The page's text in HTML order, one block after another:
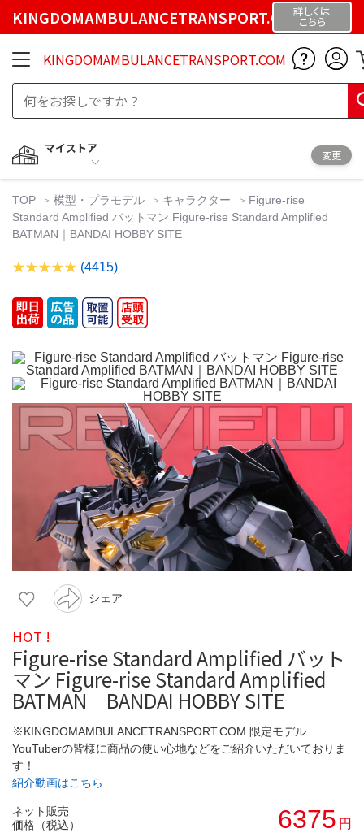
KINGDOMAMBULANCETRANSPORT.COM詳しくは
こちら
KINGDOMAMBULANCETRANSPORT.COM
マイストア
変更
TOP 模型・プラモデル キャラクター
Figure-rise
Standard Amplified バットマン Figure-rise Standard Amplified
BATMAN｜BANDAI HOBBY SITE
(4415)
シェア
HOT !
Figure-rise Standard Amplified バット
マン Figure-rise Standard Amplified
BATMAN｜BANDAI HOBBY SITE
※KINGDOMAMBULANCETRANSPORT.COM 限定モデル
YouTuberの皆様に商品の使い心地などをご紹介いただいておりま
す！
紹介動画はこちら
ネット販売
価格（税込）
6375 円